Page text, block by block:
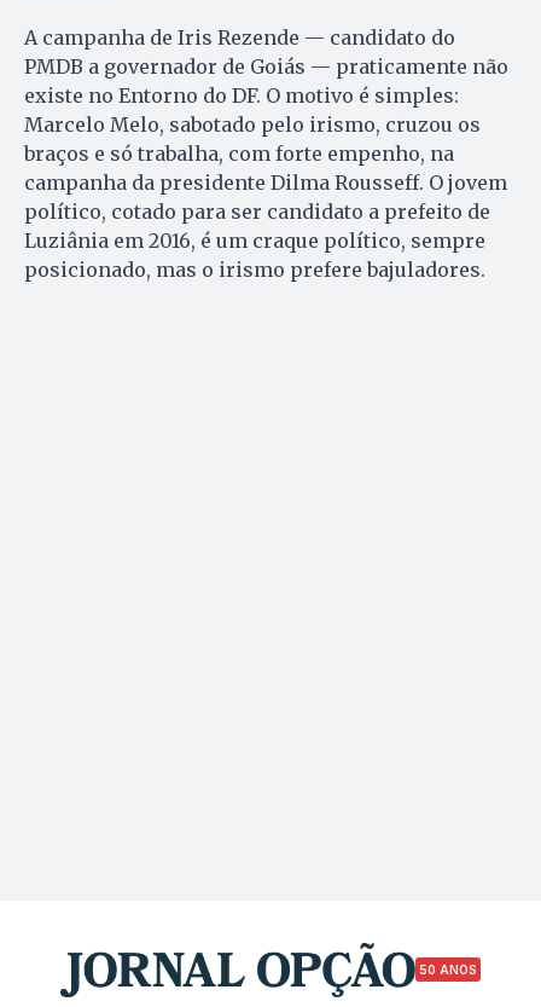
A campanha de Iris Rezende — candidato do
PMDB a governador de Goiás — praticamente não
existe no Entorno do DF. O motivo é simples:
Marcelo Melo, sabotado pelo irismo, cruzou os
braços e só trabalha, com forte empenho, na
campanha da presidente Dilma Rousseff. O jovem
político, cotado para ser candidato a prefeito de
Luziânia em 2016, é um craque político, sempre
posicionado, mas o irismo prefere bajuladores.
50 ANOS